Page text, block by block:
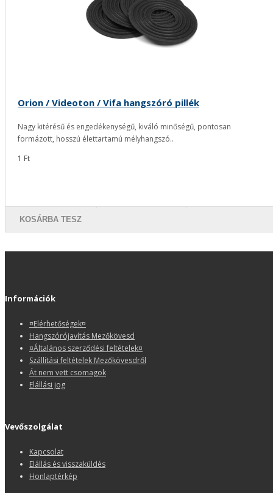
Orion / Videoton / Vifa hangszóró pillék
Nagy kitérésű és engedékenységű, kiváló minőségű, pontosan
formázott, hosszú élettartamú mélyhangszó..
1 Ft
KOSÁRBA TESZ
Információk
¤Elérhetőségek¤
Hangszórójavítás Mezőkövesd
¤Általános szerződési feltételek¤
Szállítási feltételek Mezőkövesdről
Át nem vett csomagok
Elállási jog
Vevőszolgálat
Kapcsolat
Elállás és visszaküldés
Honlaptérkép